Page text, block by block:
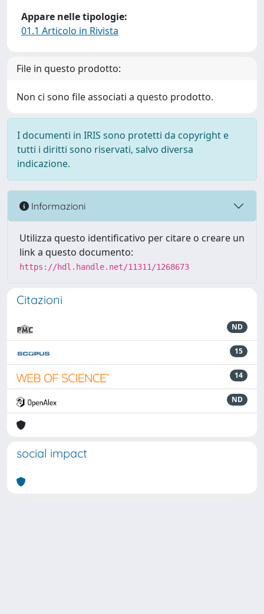
Appare nelle tipologie:
01.1 Articolo in Rivista
File in questo prodotto:
Non ci sono file associati a questo prodotto.
I documenti in IRIS sono protetti da copyright e
tutti i diritti sono riservati, salvo diversa
indicazione.
Informazioni
Utilizza questo identificativo per citare o creare un
link a questo documento:
https://hdl.handle.net/11311/1268673
Citazioni
ND
15
14
ND
social impact